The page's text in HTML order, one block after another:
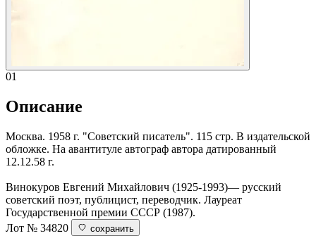
01
Описание
Москва. 1958 г. "Советский писатель". 115 стр. В издательской
обложке. На авантитуле автограф автора датированный
12.12.58 г.
Винокуров Евгений Михайлович (1925-1993)— русский
советский поэт, публицист, переводчик. Лауреат
Государственной премии СССР (1987).
Лот № 34820
сохранить